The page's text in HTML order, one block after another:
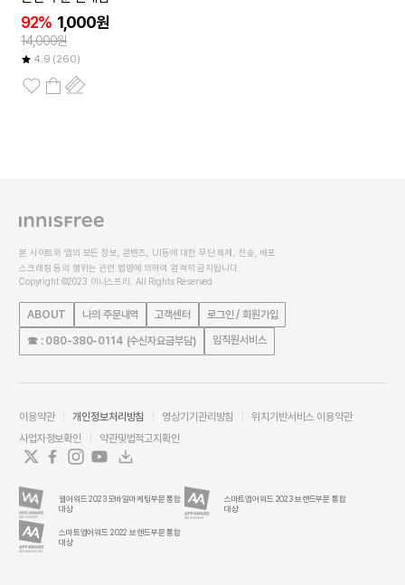
92% 1,000원
14,000원
4.9 (260)
본 사이트와 앱의 모든 정보, 콘텐츠, UI등에 대한 무단 복제, 전송, 배포
스크래핑 등의 행위는 관련 법령에 의하여 엄격히 금지됩니다.
Copyright ©2023 이니스프리. All Rights Reserved
ABOUT 나의 주문내역 고객센터 로그인 / 회원가입
☎ : 080-380-0114 (수신자요금부담) 임직원서비스
이용약관 개인정보처리방침 영상기기관리방침
위치기반서비스 이용약관
사업자정보확인
약관및법적고지확인
웹어워드 2023 모바일마케팅부문 통합
대상
스마트앱어워드 2023 브랜드부문 통합
대상
스마트앱어워드 2022 브랜드부문 통합
대상